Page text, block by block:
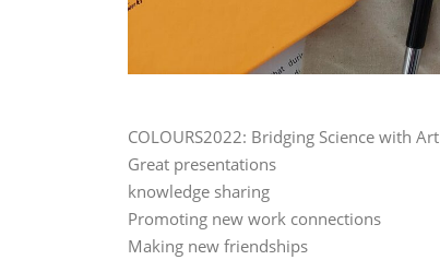
COLOURS2022: Bridging Science with Art
Great presentations
knowledge sharing
Promoting new work connections
Making new friendships